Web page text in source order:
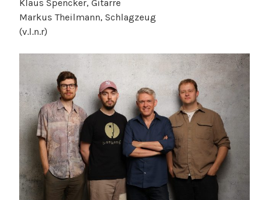
Klaus Spencker, Gitarre
Markus Theilmann, Schlagzeug
(v.l.n.r)